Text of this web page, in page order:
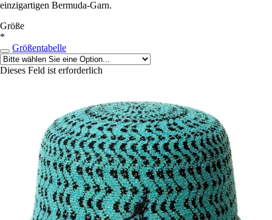
einzigartigen Bermuda-Garn.
Größe
*
Größentabelle
Dieses Feld ist erforderlich